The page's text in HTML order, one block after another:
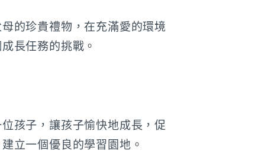
的珍貴禮物，在充滿愛的環境
長任務的挑戰。
孩子，讓孩子愉快地成長，促
立一個優良的學習園地。